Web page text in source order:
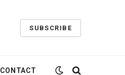
SUBSCRIBE
CONTACT